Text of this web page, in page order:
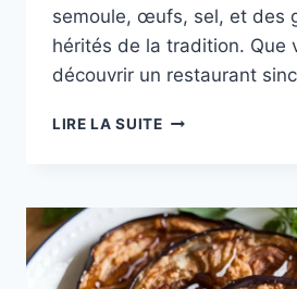
semoule, œufs, sel, et des
hérités de la tradition. Que
découvrir un restaurant
LIRE LA SUITEDE
À
LA
TABLE
: